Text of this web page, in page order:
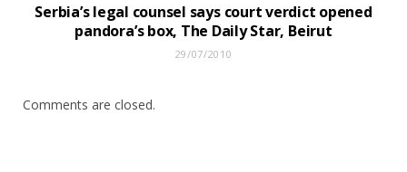
Serbia’s legal counsel says court verdict opened
pandora’s box, The Daily Star, Beirut
29/07/2010
Comments are closed.